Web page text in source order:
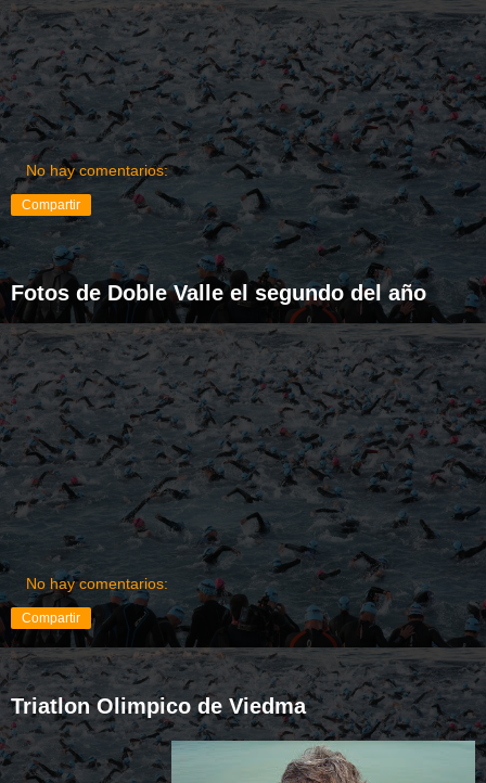
No hay comentarios:
Compartir
Fotos de Doble Valle el segundo del año
No hay comentarios:
Compartir
Triatlon Olimpico de Viedma